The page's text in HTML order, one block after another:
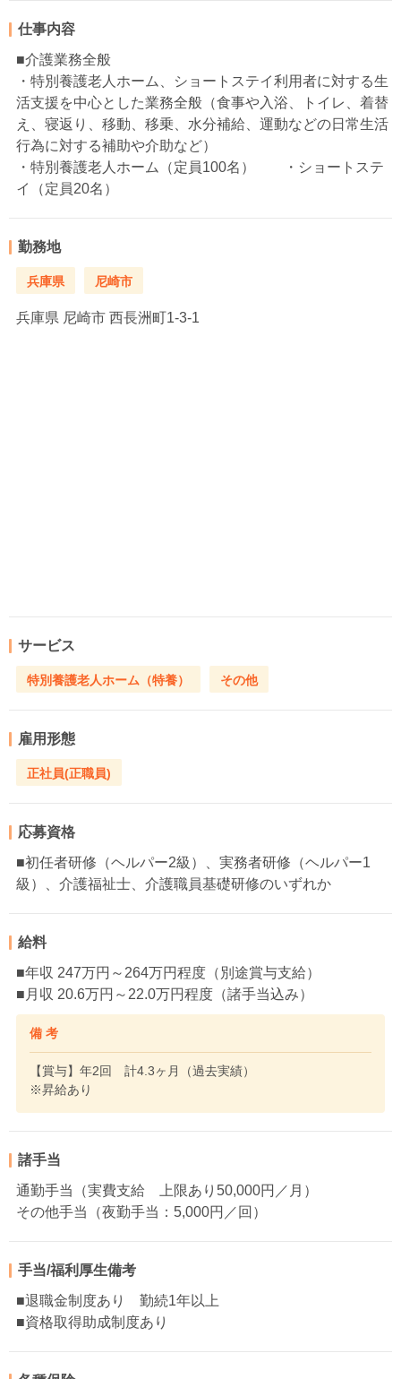
仕事内容
■介護業務全般
・特別養護老人ホーム、ショートステイ利用者に対する生
活支援を中心とした業務全般（食事や入浴、トイレ、着替
え、寝返り、移動、移乗、水分補給、運動などの日常生活
行為に対する補助や介助など）
・特別養護老人ホーム（定員100名） ・ショートステ
イ（定員20名）
勤務地
兵庫県 尼崎市
兵庫県 尼崎市 西長洲町1-3-1
サービス
特別養護老人ホーム（特養） その他
雇用形態
正社員(正職員)
応募資格
■初任者研修（ヘルパー2級）、実務者研修（ヘルパー1
級）、介護福祉士、介護職員基礎研修のいずれか
給料
■年収 247万円～264万円程度（別途賞与支給）
■月収 20.6万円～22.0万円程度（諸手当込み）
備 考
【賞与】年2回 計4.3ヶ月（過去実績）
※昇給あり
諸手当
通勤手当（実費支給 上限あり50,000円／月）
その他手当（夜勤手当：5,000円／回）
手当/福利厚生備考
■退職金制度あり 勤続1年以上
■資格取得助成制度あり